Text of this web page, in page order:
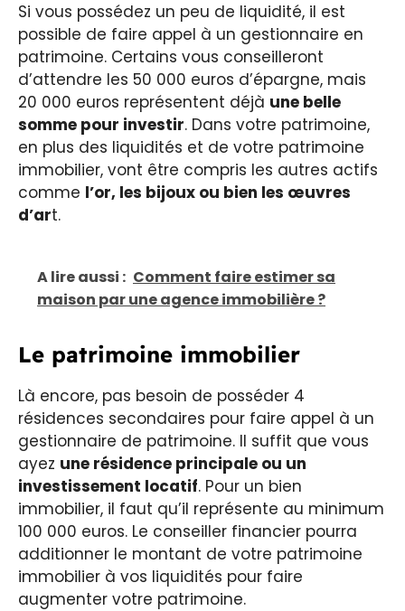
Si vous possédez un peu de liquidité, il est
possible de faire appel à un gestionnaire en
patrimoine. Certains vous conseilleront
d’attendre les 50 000 euros d’épargne, mais
20 000 euros représentent déjà une belle
somme pour investir. Dans votre patrimoine,
en plus des liquidités et de votre patrimoine
immobilier, vont être compris les autres actifs
comme l’or, les bijoux ou bien les œuvres
d’art.
A lire aussi : Comment faire estimer sa
maison par une agence immobilière ?
Le patrimoine immobilier
Là encore, pas besoin de posséder 4
résidences secondaires pour faire appel à un
gestionnaire de patrimoine. Il suffit que vous
ayez une résidence principale ou un
investissement locatif. Pour un bien
immobilier, il faut qu’il représente au minimum
100 000 euros. Le conseiller financier pourra
additionner le montant de votre patrimoine
immobilier à vos liquidités pour faire
augmenter votre patrimoine.